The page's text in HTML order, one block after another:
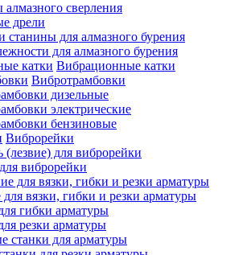
сверления
дрели
станины для алмазного бурения
для алмазного бурения
Вибрационные катки
Вибротрамбовки
дизельные
электрические
бензиновые
Виброрейки
для виброрейки
виброрейки
вязки, гибки и резки арматуры
гибки арматуры
резки арматуры
станки для арматуры